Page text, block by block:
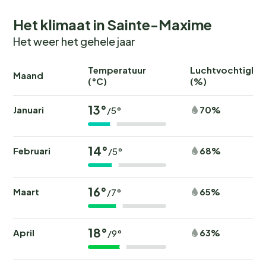
Het klimaat in Sainte-Maxime
Het weer het gehele jaar
Maand
Temperatuur
(°C)
(%)
Januari 13° /5° 70%
Februari 14° /5° 68%
Maart 16° /7° 65%
April 18° /9° 63%